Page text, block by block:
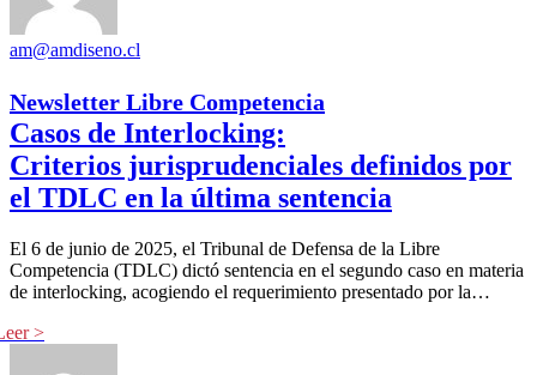
am@amdiseno.cl
Newsletter Libre Competencia
Casos de Interlocking:
Criterios jurisprudenciales definidos por
el TDLC en la última sentencia
El 6 de junio de 2025, el Tribunal de Defensa de la Libre
Competencia (TDLC) dictó sentencia en el segundo caso en materia
de interlocking, acogiendo el requerimiento presentado por la…